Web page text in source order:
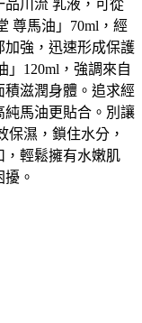
川流 乳液，可從
尊馬油」70ml，經
加強，迅速形成保護
」120ml，強調來自
滋潤身體。追求經
純馬油更貼合。別讓
保濕，鎖住水分，
，輕鬆擁有水嫩肌
。